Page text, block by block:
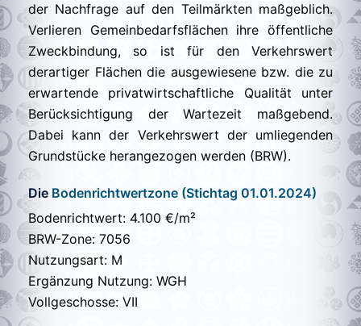
der Nachfrage auf den Teilmärkten maßgeblich.
Verlieren Gemeinbedarfsflächen ihre öffentliche
Zweckbindung, so ist für den Verkehrswert
derartiger Flächen die ausgewiesene bzw. die zu
erwartende privatwirtschaftliche Qualität unter
Berücksichtigung der Wartezeit maßgebend.
Dabei kann der Verkehrswert der umliegenden
Grundstücke herangezogen werden (BRW).
Die Bodenrichtwertzone (Stichtag 01.01.2024)
Bodenrichtwert: 4.100 €/m²
BRW-Zone: 7056
Nutzungsart: M
Ergänzung Nutzung: WGH
Vollgeschosse: VII